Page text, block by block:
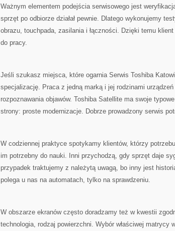
Ważnym elementem podejścia serwisowego jest
sprzęt po odbiorze działał pewnie. Dlatego wykonujemy
obrazu, touchpada, zasilania i łączności. Dzięki temu
do pracy.
Jeśli szukasz miejsca, które ogarnia Serwis Toshiba
specjalizację. Praca z jedną marką i jej rodzinami
rozpoznawania objawów. Toshiba Satellite ma swoje
strony: proste modernizacje. Dobrze prowadzony serwis
W codziennej praktyce spotykamy klientów, którzy
im potrzebny do nauki. Inni przychodzą, gdy sprzęt daje
przypadek traktujemy z należytą uwagą, bo inny jest
polega u nas na automatach, tylko na sprawdzeniu.
W obszarze ekranów często doradzamy też w kwestii
technologia, rodzaj powierzchni. Wybór właściwej matrycy